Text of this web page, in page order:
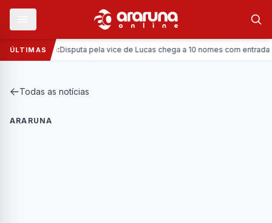
ÚLTIMAS
Política: Disputa pela vice de Lucas chega a 10 nomes com entrada
Todas as notícias
ARARUNA